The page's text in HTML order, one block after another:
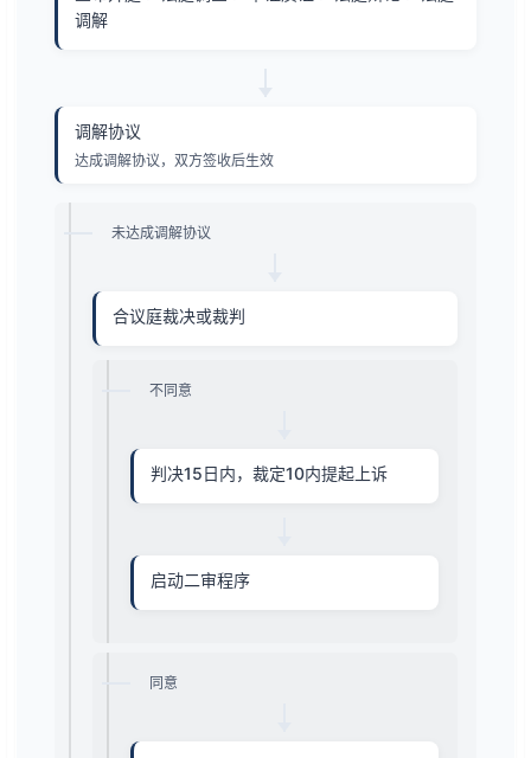
调解
调解协议
达成调解协议，双方签收后生效
未达成调解协议
合议庭裁决或裁判
不同意
判决15日内，裁定10内提起上诉
启动二审程序
同意